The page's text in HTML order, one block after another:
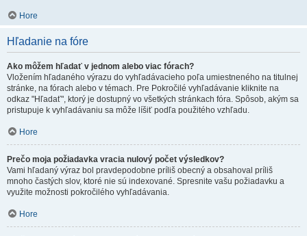
Hore
Hľadanie na fóre
Ako môžem hľadať v jednom alebo viac fórach?
Vložením hľadaného výrazu do vyhľadávacieho poľa umiestneného na titulnej
stránke, na fórach alebo v témach. Pre Pokročilé vyhľadávanie kliknite na
odkaz "Hľadať", ktorý je dostupný vo všetkých stránkach fóra. Spôsob, akým sa
pristupuje k vyhľadávaniu sa môže líšiť podľa použitého vzhľadu.
Hore
Prečo moja požiadavka vracia nulový počet výsledkov?
Vami hľadaný výraz bol pravdepodobne príliš obecný a obsahoval príliš
mnoho častých slov, ktoré nie sú indexované. Spresnite vašu požiadavku a
využite možnosti pokročilého vyhľadávania.
Hore